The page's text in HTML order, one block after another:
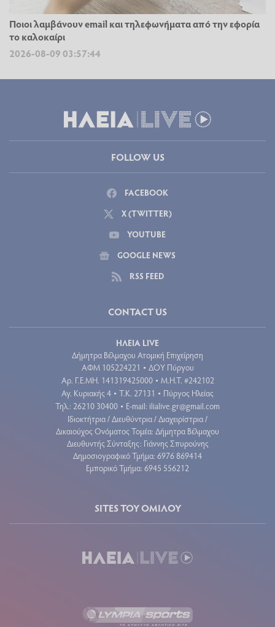
Ποιοι λαμβάνουν email και τηλεφωνήματα από την εφορία
το καλοκαίρι
2026-08-09 03:57:44
FOLLOW US
FACEBOOK
X (TWITTER)
YOUTUBE
GOOGLE NEWS
RSS FEED
CONTACT US
ΗΛΕΙΑ LIVE
Δήμητρα Βέλμαχου Ατομική Επιχείρηση
ΑΦΜ 105224221 • ΔΟΥ Πύργου
Aρ. Γ.Ε.ΜΗ. 141319425000 • Μ.Η.Τ. #242102
Αγ. Κυριακής 4 • Τ.Κ. 27131 • Πύργος Ηλείας
Τηλ.: 26210 30400 • E-mail: ilialive.gr@gmail.com
Ιδιοκτήτρια / Διευθύντρια / Διαχειρίστρια /
Δικαιούχος Ονόματος Τομέα: Δήμητρα Βέλμαχου
Διευθυντής Σύνταξης: Γιάννης Σπυρούνης
Δημοσιογραφικό Τμήμα: 6976 869414
Εμπορικό Τμήμα: 6945 556212
SITES ΤΟΥ ΟΜΙΛΟΥ